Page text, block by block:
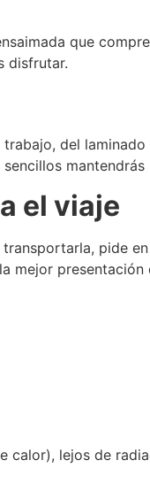
que
disfrutar.
del
mantendrás
el viaje
pide
mejor presentación
lejos de